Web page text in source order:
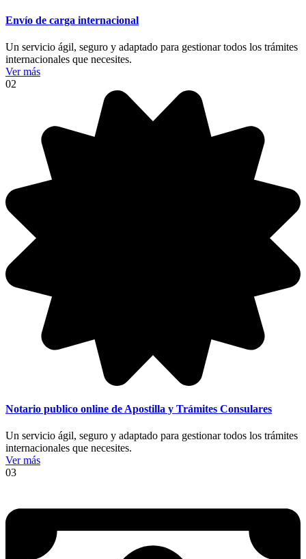
Envío de carga internacional
Un servicio ágil, seguro y adaptado para gestionar todos los trámites
internacionales que necesites.
Ver más
02
Notario publico online de Apostilla y Trámites Consulares
Un servicio ágil, seguro y adaptado para gestionar todos los trámites
internacionales que necesites.
Ver más
03